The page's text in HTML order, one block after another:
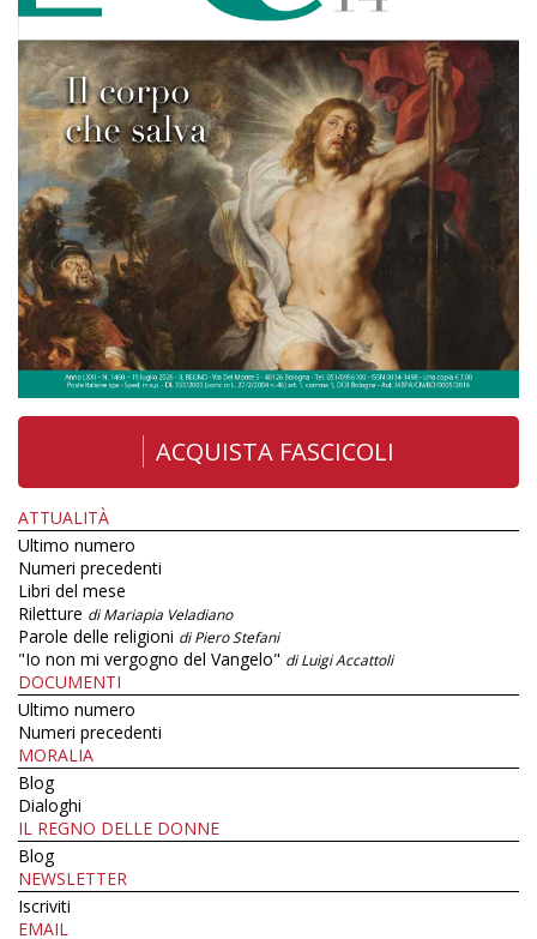
ACQUISTA FASCICOLI
ATTUALITÀ
Ultimo numero
Numeri precedenti
Libri del mese
Riletture di Mariapia Veladiano
Parole delle religioni di Piero Stefani
"Io non mi vergogno del Vangelo" di Luigi Accattoli
DOCUMENTI
Ultimo numero
Numeri precedenti
MORALIA
Blog
Dialoghi
IL REGNO DELLE DONNE
Blog
NEWSLETTER
Iscriviti
EMAIL